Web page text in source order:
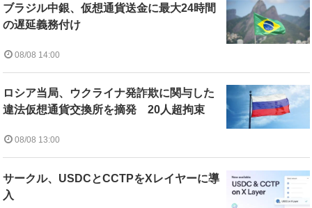
ブラジル中銀、仮想通貨送金に最大24時間
の遅延義務付け
08/08 14:00
ロシア当局、ウクライナ発詐欺に関与した
違法仮想通貨交換所を摘発 20人超拘束
08/08 13:00
サークル、USDCとCCTPをXレイヤーに導
入